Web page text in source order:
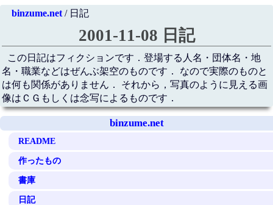
binzume.net/ 日記
2001-11-08 日記
この日記はフィクションです．登場する人名・団体名・地
名・職業などはぜんぶ架空のものです． なので実際のものと
は何も関係がありません． それから，写真のように見える画
像はＣＧもしくは念写によるものです．
binzume.net
README
作ったもの
書庫
日記